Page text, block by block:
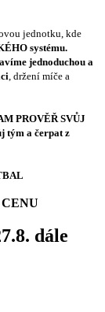
jednotku, kde
systému.
jednoduchou a
, držení míče a
PROVĚŘ SVŮJ
tým a čerpat z
dále